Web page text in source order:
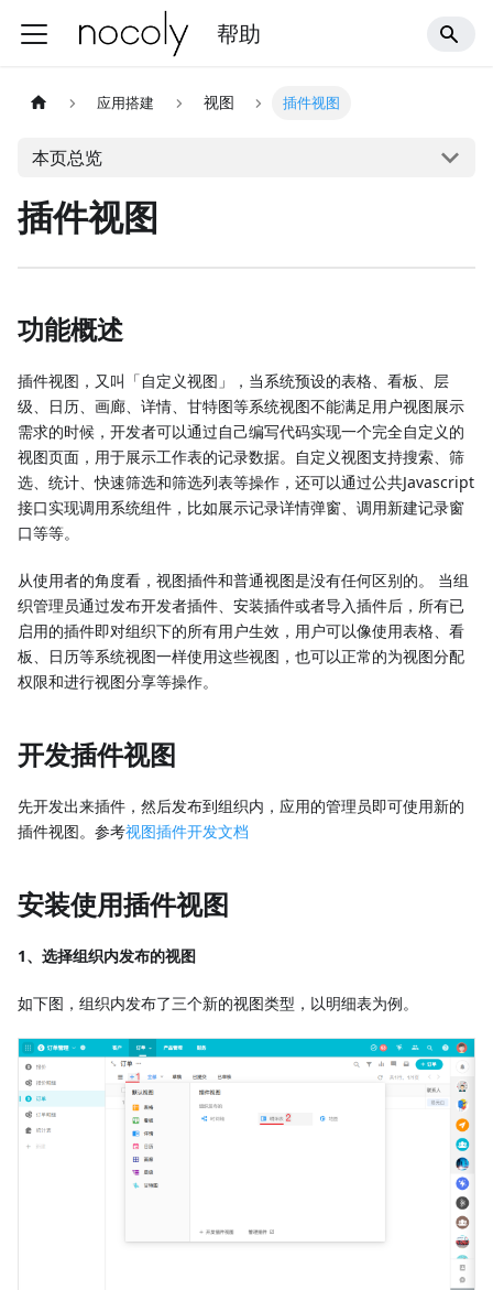
帮助
应用搭建 视图 插件视图
本页总览
插件视图
功能概述
插件视图，又叫「自定义视图」，当系统预设的表格、看板、层
级、日历、画廊、详情、甘特图等系统视图不能满足用户视图展示
需求的时候，开发者可以通过自己编写代码实现一个完全自定义的
视图页面，用于展示工作表的记录数据。自定义视图支持搜索、筛
选、统计、快速筛选和筛选列表等操作，还可以通过公共Javascript
接口实现调用系统组件，比如展示记录详情弹窗、调用新建记录窗
口等等。
从使用者的角度看，视图插件和普通视图是没有任何区别的。 当组
织管理员通过发布开发者插件、安装插件或者导入插件后，所有已
启用的插件即对组织下的所有用户生效，用户可以像使用表格、看
板、日历等系统视图一样使用这些视图，也可以正常的为视图分配
权限和进行视图分享等操作。
开发插件视图
先开发出来插件，然后发布到组织内，应用的管理员即可使用新的
插件视图。参考视图插件开发文档
安装使用插件视图
1、选择组织内发布的视图
如下图，组织内发布了三个新的视图类型，以明细表为例。